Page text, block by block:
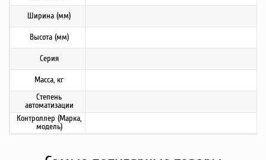
Ширина (мм)
Высота (мм)
Серия
Масса, кг
Степень
автоматизации
Контроллер (Марка,
модель)